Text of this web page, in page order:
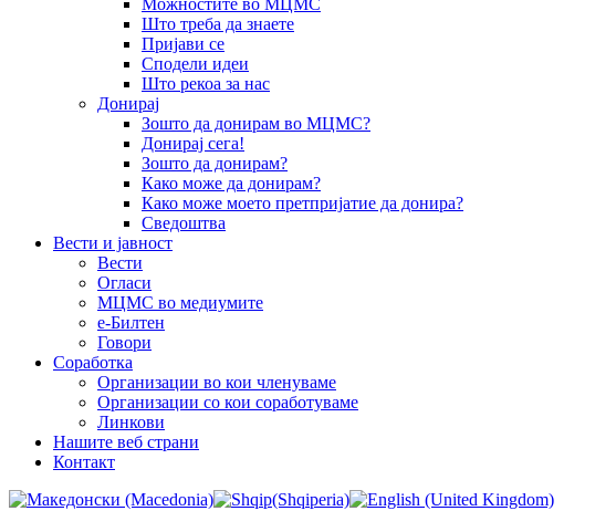
Што треба да знаете
Пријави се
Сподели идеи
Што рекоа за нас
Донирај
Зошто да донирам во МЦМС?
Донирај сега!
Зошто да донирам?
Како може да донирам?
Како може моето претпријатие да донира?
Сведоштва
Вести и јавност
Вести
Огласи
МЦМС во медиумите
е-Билтен
Говори
Соработка
Организации во кои членуваме
Организации со кои соработуваме
Линкови
Нашите веб страни
Контакт